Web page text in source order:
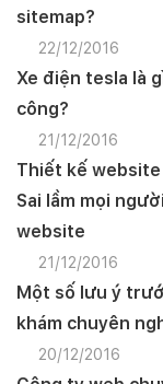
sitemap?
22/12/2016
Xe điện tesla là
công?
21/12/2016
Thiết kế
Sai lầm mọi
website
21/12/2016
Một số lưu ý
khám chuyên
20/12/2016